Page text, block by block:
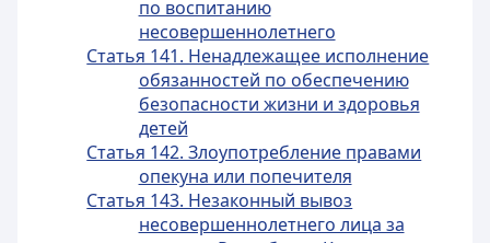
по воспитанию
несовершеннолетнего
Статья 141. Ненадлежащее исполнение
обязанностей по обеспечению
безопасности жизни и здоровья
детей
Статья 142. Злоупотребление правами
опекуна или попечителя
Статья 143. Незаконный вывоз
несовершеннолетнего лица за